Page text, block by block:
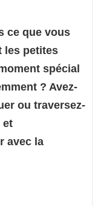
ce que vous
les petites
spécial
? Avez-
ou traversez-
et
avec la